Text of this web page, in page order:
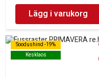
Lägg i varukorg
Soodushind -19%
Kesklaos
Soodushind -19%
Kesklaos